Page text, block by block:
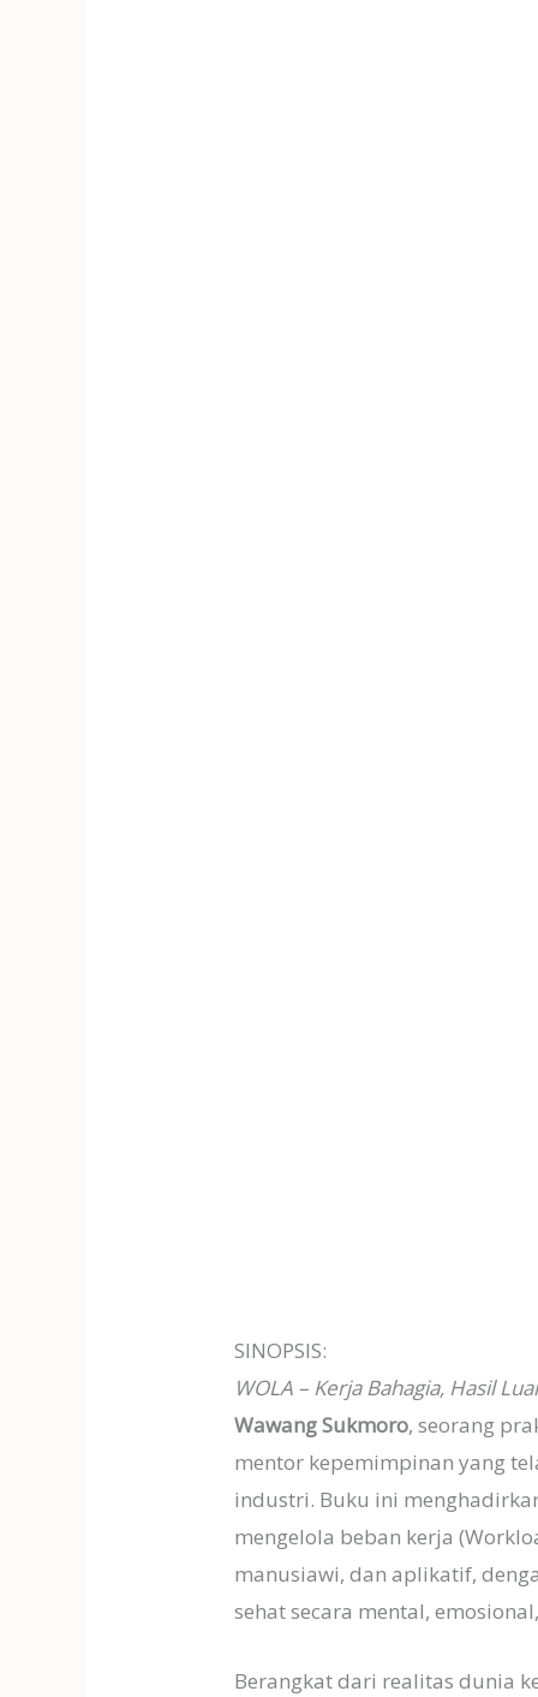
SINOPSIS:
WOLA – Kerja Bahagia, Hasil
Wawang Sukmoro, seorang
mentor kepemimpinan yang
industri. Buku ini
mengelola beban kerja
manusiawi, dan aplikatif,
sehat secara mental,
Berangkat dari realitas dunia